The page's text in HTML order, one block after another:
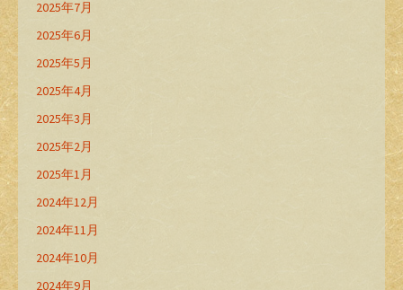
2025年7月
2025年6月
2025年5月
2025年4月
2025年3月
2025年2月
2025年1月
2024年12月
2024年11月
2024年10月
2024年9月